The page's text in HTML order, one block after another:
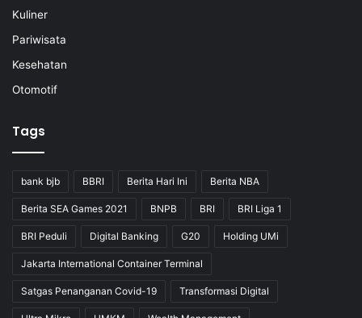
Kuliner
Pariwisata
Kesehatan
Otomotif
Tags
bank bjb BBRI Berita Hari Ini Berita NBA
Berita SEA Games 2021 BNPB BRI BRI Liga 1
BRI Peduli Digital Banking G20 Holding UMi
Jakarta International Container Terminal
Satgas Penanganan Covid-19 Transformasi Digital